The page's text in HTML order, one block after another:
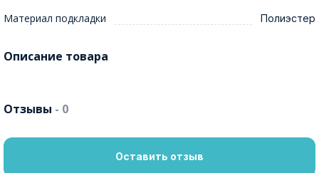
Материал подкладки Полиэстер
Описание товара
Отзывы - 0
Оставить отзыв